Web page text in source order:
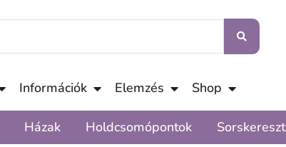
Információk Elemzés Shop
Házak Holdcsomópontok Sorskereszt